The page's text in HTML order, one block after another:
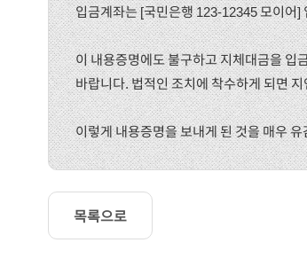
입금계좌는 [국민은행 123-12345 모이어]
이 내용증명에도 불구하고 지체대금을 입
바랍니다. 법적인 조치에 착수하게 되면
이렇게 내용증명을 보내게 된 것을 매우
목록으로